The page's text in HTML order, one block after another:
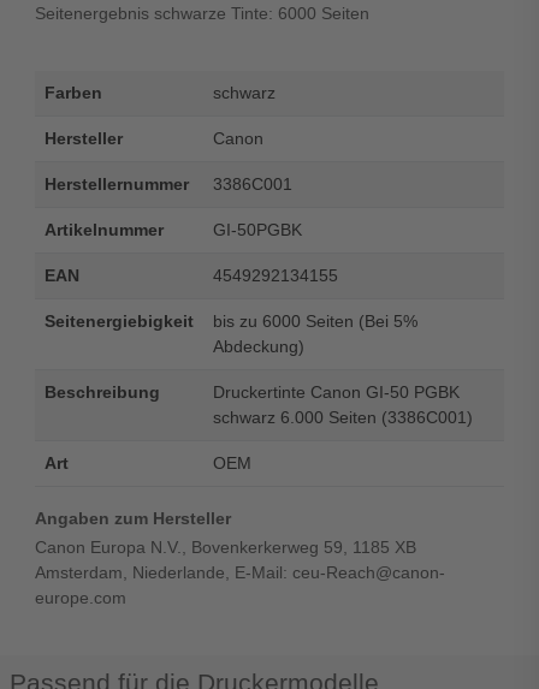
Seitenergebnis schwarze Tinte: 6000 Seiten
Farben schwarz
Hersteller Canon
Herstellernummer 3386C001
Artikelnummer GI-50PGBK
EAN 4549292134155
Seitenergiebigkeit
bis zu 6000 Seiten (Bei 5%
Abdeckung)
Beschreibung
Druckertinte Canon GI-50 PGBK
schwarz 6.000 Seiten (3386C001)
Art OEM
Angaben zum Hersteller
Canon Europa N.V., Bovenkerkerweg 59, 1185 XB
Amsterdam, Niederlande, E-Mail: ceu-Reach@canon-
europe.com
Passend für die Druckermodelle